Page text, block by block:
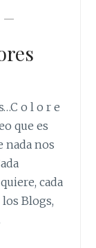
—
o l o r e
que es
nada nos
cada
Blogs,